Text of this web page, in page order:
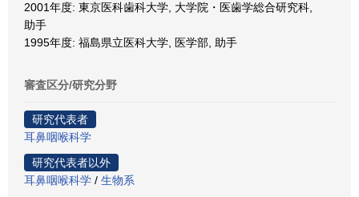
2001年度: 東京医科歯科大学, 大学院・医歯学総合研究科,
助手
1995年度: 福島県立医科大学, 医学部, 助手
審査区分/研究分野
研究代表者
耳鼻咽喉科学
研究代表者以外
耳鼻咽喉科学 / 生物系